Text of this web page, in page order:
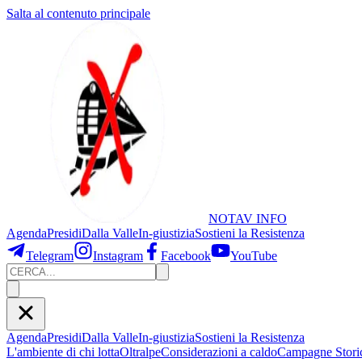
Salta al contenuto principale
NOTAV INFO
AgendaPresidiDalla ValleIn-giustiziaSostieni la Resistenza
Telegram
Instagram Facebook YouTube
AgendaPresidiDalla ValleIn-giustiziaSostieni la Resistenza
L'ambiente di chi lottaOltralpeConsiderazioni a caldoCampagne